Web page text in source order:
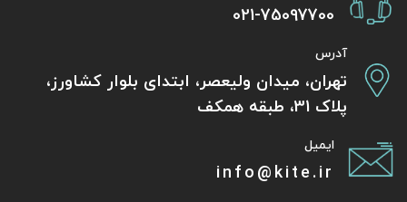
021-75097700
آدرس
تهران، میدان ولیعصر، ابتدای بلوار کشاورز،
پلاک 31، طبقه همکف
ایمیل
info@kite.ir